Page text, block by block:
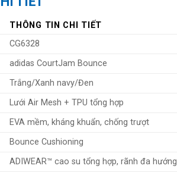
THÔNG TIN CHI TIẾT
CG6328
adidas CourtJam Bounce
Trắng/Xanh navy/Đen
Lưới Air Mesh + TPU tổng hợp
EVA mềm, kháng khuẩn, chống trượt
Bounce Cushioning
ADIWEAR™ cao su tổng hợp, rãnh đa hướng